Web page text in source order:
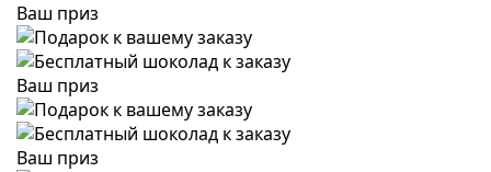
Ваш приз
Ваш приз
Ваш приз